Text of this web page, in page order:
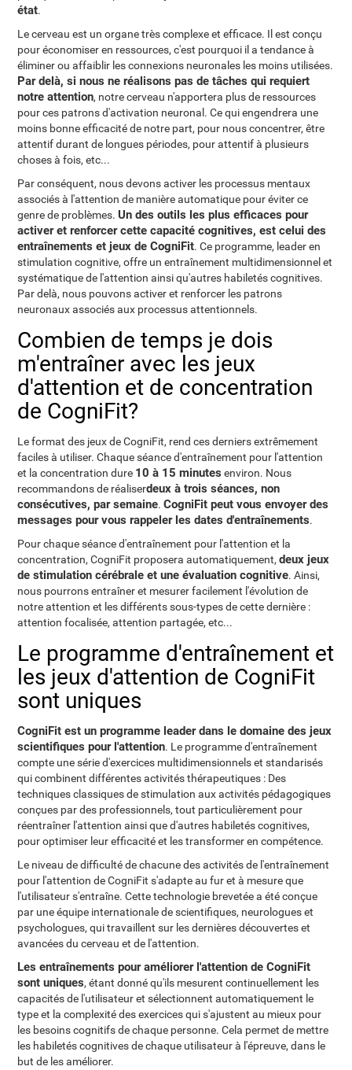
état.
Le cerveau est un organe très complexe et efficace. Il est conçu
pour économiser en ressources, c'est pourquoi il a tendance à
éliminer ou affaiblir les connexions neuronales les moins utilisées.
Par delà, si nous ne réalisons pas de tâches qui requiert
notre attention, notre cerveau n'apportera plus de ressources
pour ces patrons d'activation neuronal. Ce qui engendrera une
moins bonne efficacité de notre part, pour nous concentrer, être
attentif durant de longues périodes, pour attentif à plusieurs
choses à fois, etc...
Par conséquent, nous devons activer les processus mentaux
associés à l'attention de manière automatique pour éviter ce
genre de problèmes.Un des outils les plus efficaces pour
activer et renforcer cette capacité cognitives, est celui des
entraînements et jeux de CogniFit. Ce programme, leader en
stimulation cognitive, offre un entraînement multidimensionnel et
systématique de l'attention ainsi qu'autres habiletés cognitives.
Par delà, nous pouvons activer et renforcer les patrons
neuronaux associés aux processus attentionnels.
Combien de temps je dois
m'entraîner avec les jeux
d'attention et de concentration
de CogniFit?
Le format des jeux de CogniFit, rend ces derniers extrêmement
faciles à utiliser. Chaque séance d'entraînement pour l'attention
et la concentration dure 10 à 15 minutes environ. Nous
recommandons de réaliserdeux à trois séances, non
consécutives, par semaine.CogniFit peut vous envoyer des
messages pour vous rappeler les dates d'entraînements.
Pour chaque séance d'entraînement pour l'attention et la
concentration, CogniFit proposera automatiquement,deux jeux
de stimulation cérébrale et une évaluation cognitive. Ainsi,
nous pourrons entraîner et mesurer facilement l'évolution de
notre attention et les différents sous-types de cette dernière :
attention focalisée, attention partagée, etc...
Le programme d'entraînement et
les jeux d'attention de CogniFit
sont uniques
CogniFit est un programme leader dans le domaine des jeux
scientifiques pour l'attention. Le programme d'entraînement
compte une série d'exercices multidimensionnels et standarisés
qui combinent différentes activités thérapeutiques : Des
techniques classiques de stimulation aux activités pédagogiques
conçues par des professionnels, tout particulièrement pour
réentraîner l'attention ainsi que d'autres habiletés cognitives,
pour optimiser leur efficacité et les transformer en compétence.
Le niveau de difficulté de chacune des activités de l'entraînement
pour l'attention de CogniFit s'adapte au fur et à mesure que
l'utilisateur s'entraîne. Cette technologie brevetée a été conçue
par une équipe internationale de scientifiques, neurologues et
psychologues, qui travaillent sur les dernières découvertes et
avancées du cerveau et de l'attention.
Les entraînements pour améliorer l'attention de CogniFit
sont uniques, étant donné qu'ils mesurent continuellement les
capacités de l'utilisateur et sélectionnent automatiquement le
type et la complexité des exercices qui s'ajustent au mieux pour
les besoins cognitifs de chaque personne. Cela permet de mettre
les habiletés cognitives de chaque utilisateur à l'épreuve, dans le
but de les améliorer.